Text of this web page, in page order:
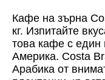
Кафе на зърна
кг. Изпитайте
това кафе с един
Америка. Costa
Арабика от